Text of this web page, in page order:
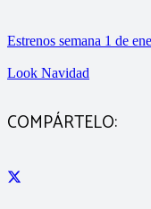
Estrenos semana 1 de
Look Navidad
COMPÁRTELO: